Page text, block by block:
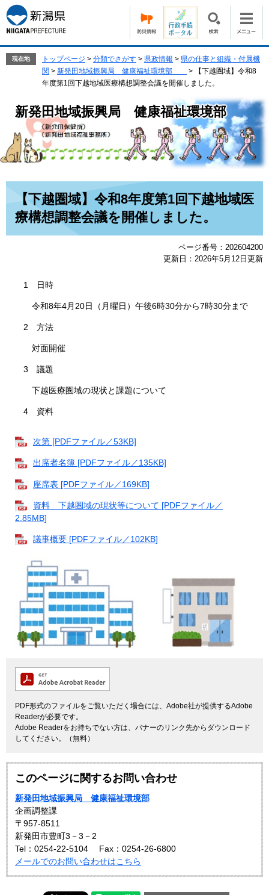
ー
ジ
の
ニ
ュ
ー
現在地 トップページ > 分類でさがす > 県政情報 > 県の仕事と組織・付属機
関 > 新発田地域振興局 健康福祉環境部 >
【下越圏域】令和8
年度第1回下越地域医療構想調整会議を開催しました。
新発田地域振興局 健康福祉環境部
【下越圏域】令和8年度第1回下越地域医
療構想調整会議を開催しました。
ページ番号：202604200
更新日：2026年5月12日更新
1 日時
令和8年4月20日（月曜日）午後6時30分から7時30分まで
2 方法
対面開催
3 議題
下越医療圏域の現状と課題について
4 資料
次第 [PDFファイル／53KB]
出席者名簿 [PDFファイル／135KB]
座席表 [PDFファイル／169KB]
資料 下越圏域の現状等について [PDFファイル／
2.85MB]
議事概要 [PDFファイル／102KB]
PDF形式のファイルをご覧いただく場合には、Adobe社が提供するAdobe
Readerが必要です。
Adobe Readerをお持ちでない方は、バナーのリンク先からダウンロード
してください。（無料）
このページに関するお問い合わせ
新発田地域振興局 健康福祉環境部
企画調整課
〒957-8511
新発田市豊町3－3－2
Tel：0254-22-5104
Fax：0254-26-6800
メールでのお問い合わせはこちら